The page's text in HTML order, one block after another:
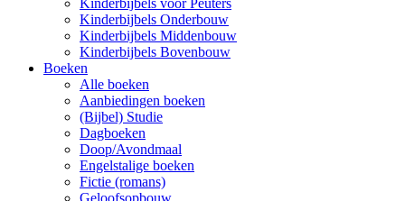
Kinderbijbels voor Peuters
Kinderbijbels Onderbouw
Kinderbijbels Middenbouw
Kinderbijbels Bovenbouw
Boeken
Alle boeken
Aanbiedingen boeken
(Bijbel) Studie
Dagboeken
Doop/Avondmaal
Engelstalige boeken
Fictie (romans)
Geloofsopbouw